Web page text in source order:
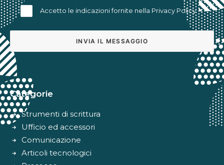
Accetto le indicazioni fornite nella Privacy Policy
Categorie
Strumenti di scrittura
Ufficio ed accessori
Comunicazione
Articoli tecnologici